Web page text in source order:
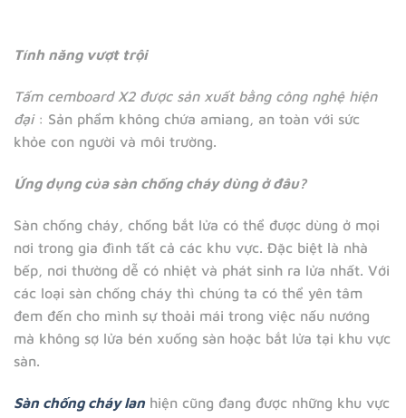
Tính năng vượt trội
Tấm cemboard X2 được sản xuất bằng công nghệ hiện
đại: Sản phẩm không chứa amiang, an toàn với sức
khỏe con người và môi trường.
Ứng dụng của sàn chống cháy dùng ở đâu?
Sàn chống cháy, chống bắt lửa có thể được dùng ở mọi
nơi trong gia đình tất cả các khu vực. Đặc biệt là nhà
bếp, nơi thường dễ có nhiệt và phát sinh ra lửa nhất. Với
các loại sàn chống cháy thì chúng ta có thể yên tâm
đem đến cho mình sự thoải mái trong việc nấu nướng
mà không sợ lửa bén xuống sàn hoặc bắt lửa tại khu vực
sàn.
Sàn chống cháy lanhiện cũng đang được những khu vực